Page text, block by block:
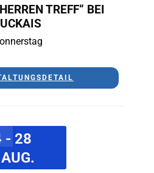
TREFF“ BEI
- 28
AUG.